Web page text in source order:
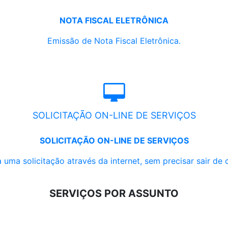
NOTA FISCAL ELETRÔNICA
Emissão de Nota Fiscal Eletrônica.
SOLICITAÇÃO ON-LINE DE SERVIÇOS
SOLICITAÇÃO ON-LINE DE SERVIÇOS
uma solicitação através da internet, sem precisar sair de
SERVIÇOS POR ASSUNTO